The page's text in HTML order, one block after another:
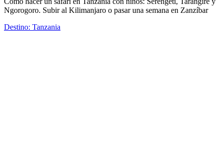
Ngorogoro. Subir al Kilimanjaro o pasar una semana en Zanzíbar
Destino: Tanzania